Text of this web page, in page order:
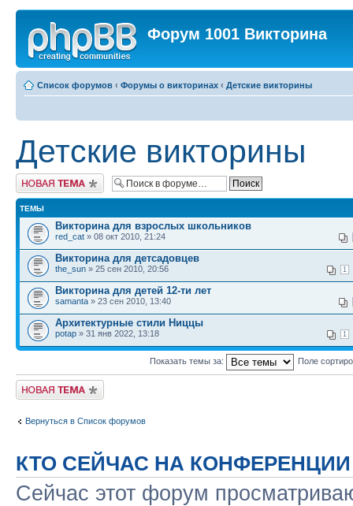
Форум 1001 Викторина
Список форумов ‹ Форумы о викторинах ‹ Детские викторины
Детские викторины
Новая тема
ТЕМЫ
Викторина для взрослых школьников
red_cat » 08 окт 2010, 21:24
Викторина для детсадовцев
1
the_sun » 25 сен 2010, 20:56
Викторина для детей 12-ти лет
samanta » 23 сен 2010, 13:40
Архитектурные стили Ниццы
1
potap » 31 янв 2022, 13:18
Показать темы за: Поле
Новая тема
Вернуться в Список форумов
КТО СЕЙЧАС НА КОНФЕРЕНЦИИ
Сейчас этот форум